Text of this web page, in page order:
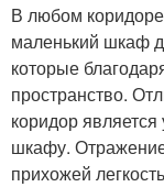
В любом коридоре
маленький шкаф
которые
пространство.
коридор
шкафу.
прихожей